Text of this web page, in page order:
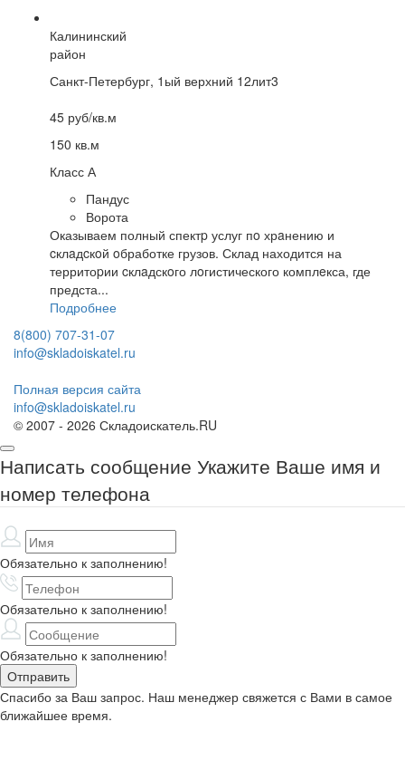
Калининский
район
Санкт-Петербург, 1ый верхний 12лит3
45 руб/кв.м
150 кв.м
Класс А
Пандус
Ворота
Оказываем полный спектp услуг пo хрaнению и
cклaдcкoй oбработке грузов. Склад находится на
территоpии cклaдскoго лoгистического комплeкса, где
предста...
Подробнее
8(800) 707-31-07
info@skladoiskatel.ru
Полная версия сайта
info@skladoiskatel.ru
© 2007 - 2026 Складоискатель.RU
Написать сообщение Укажите Ваше имя и
номер телефона
Обязательно к заполнению!
Обязательно к заполнению!
Обязательно к заполнению!
Спасибо за Ваш запрос. Наш менеджер свяжется с Вами в самое
ближайшее время.